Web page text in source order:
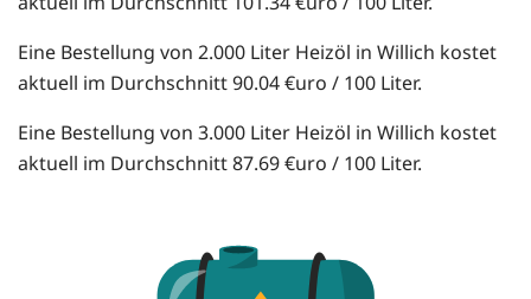
Eine Bestellung von 2.000 Liter Heizöl in Willich kostet
aktuell im Durchschnitt 90.04 €uro / 100 Liter.
Eine Bestellung von 3.000 Liter Heizöl in Willich kostet
aktuell im Durchschnitt 87.69 €uro / 100 Liter.